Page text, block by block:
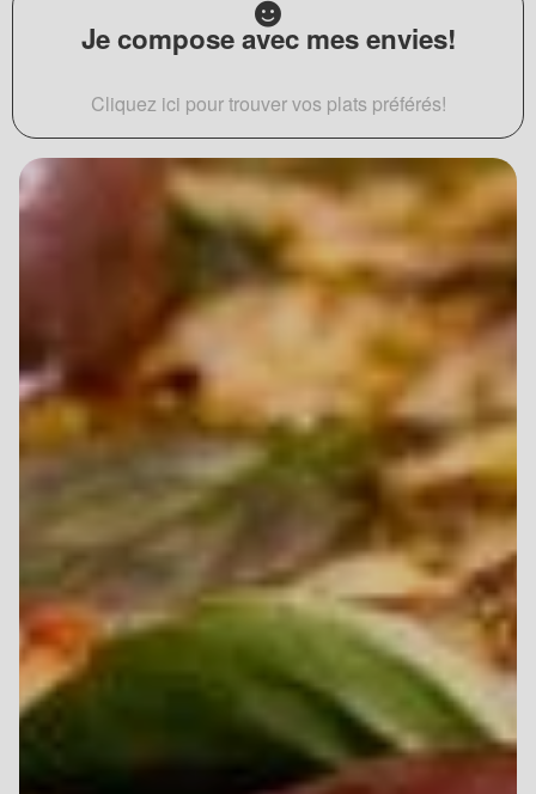
Je compose avec mes envies!
Cliquez ici pour trouver vos plats préférés!